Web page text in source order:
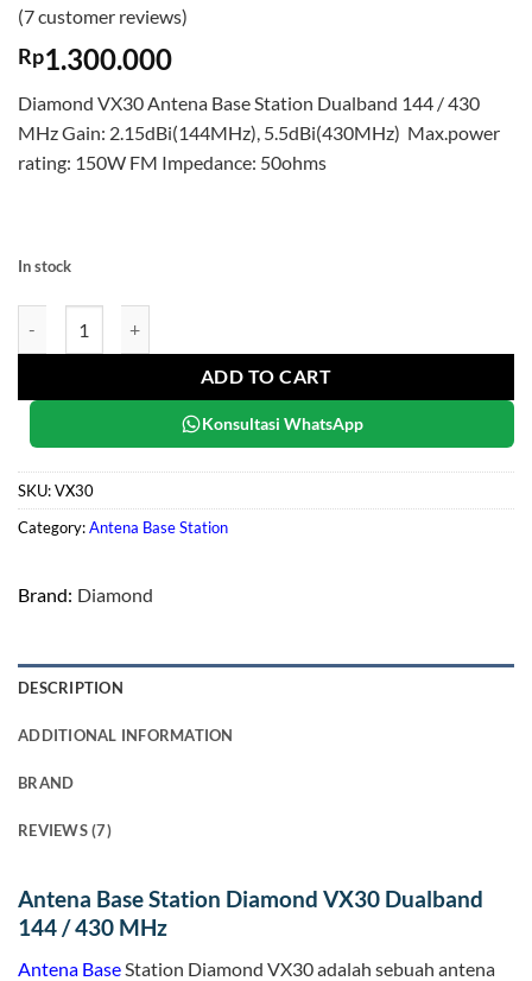
Rated5
out of 5
based on
7
customer
(7customer reviews)
Rp1.300.000
Diamond VX30 Antena Base Station Dualband 144 / 430
MHz Gain: 2.15dBi(144MHz), 5.5dBi(430MHz) Max.power
rating: 150W FM Impedance: 50ohms
In stock
ADD TO CART
Konsultasi WhatsApp
SKU:VX30
Category:Antena Base Station
Brand: Diamond
DESCRIPTION
ADDITIONAL INFORMATION
BRAND
REVIEWS (7)
Antena Base Station Diamond VX30 Dualband
144 / 430 MHz
Antena Base Station Diamond VX30 adalah sebuah antena